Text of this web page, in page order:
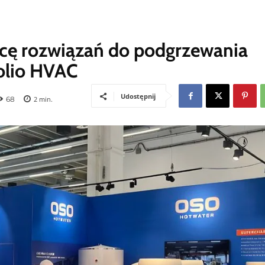
rozwiązań do podgrzewania
HVAC
68 2 min. Udostępnij